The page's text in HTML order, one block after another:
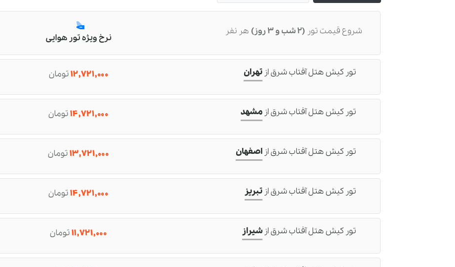
شروع قیمت تور (2 شب و 3 روز) هر نفر
نرخ ویژه تور هوایی
تور کیش هتل آفتاب شرق از تهران ۱۲,۷۲۱,۰۰۰تومان
تور کیش هتل آفتاب شرق از مشهد ۱۴,۷۲۱,۰۰۰تومان
تور کیش هتل آفتاب شرق از اصفهان ۱۳,۷۲۱,۰۰۰تومان
تور کیش هتل آفتاب شرق از تبریز ۱۴,۷۲۱,۰۰۰تومان
تور کیش هتل آفتاب شرق از شیراز ۱۱,۷۲۱,۰۰۰تومان